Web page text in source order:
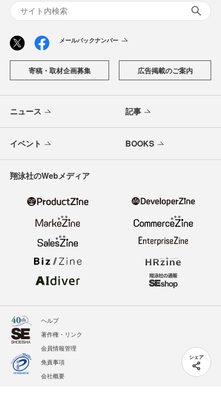
シェア
メールバックナンバー
寄稿・取材企画募集 広告掲載のご案内
ニュース 記事
イベント BOOKS
翔泳社のWebメディア
ヘルプ
著作権・リンク
会員情報管理
免責事項
会社概要